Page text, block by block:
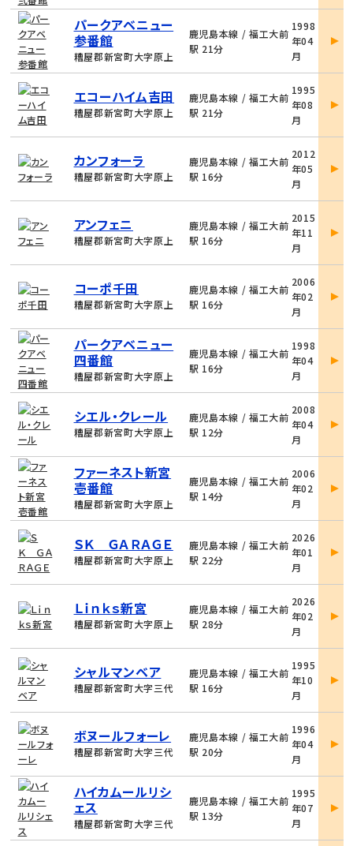
パークアベニュー
参番館
糟屋郡新宮町大字原上
鹿児島本線 / 福工大前
駅 21分
1998
年04
月
詳
エコーハイム吉田
糟屋郡新宮町大字原上
鹿児島本線 / 福工大前
駅 21分
1995
年08
月
詳
カンフォーラ
糟屋郡新宮町大字原上
鹿児島本線 / 福工大前
駅 16分
2012
年05
月
詳
アンフェニ
糟屋郡新宮町大字原上
鹿児島本線 / 福工大前
駅 16分
2015
年11
月
詳
コーポ千田
糟屋郡新宮町大字原上
鹿児島本線 / 福工大前
駅 16分
2006
年02
月
詳
パークアベニュー
四番館
糟屋郡新宮町大字原上
鹿児島本線 / 福工大前
駅 16分
1998
年04
月
詳
シエル・クレール
糟屋郡新宮町大字原上
鹿児島本線 / 福工大前
駅 12分
2008
年04
月
詳
ファーネスト新宮
壱番館
糟屋郡新宮町大字原上
鹿児島本線 / 福工大前
駅 14分
2006
年02
月
詳
ＳＫ ＧＡＲＡＧＥ
糟屋郡新宮町大字原上
鹿児島本線 / 福工大前
駅 22分
2026
年01
月
詳
Ｌｉｎｋｓ新宮
糟屋郡新宮町大字原上
鹿児島本線 / 福工大前
駅 28分
2026
年02
月
詳
シャルマンベア
糟屋郡新宮町大字三代
鹿児島本線 / 福工大前
駅 16分
1995
年10
月
詳
ボヌールフォーレ
糟屋郡新宮町大字三代
鹿児島本線 / 福工大前
駅 20分
1996
年04
月
詳
ハイカムールリシ
ェス
糟屋郡新宮町大字三代
鹿児島本線 / 福工大前
駅 13分
1995
年07
月
詳